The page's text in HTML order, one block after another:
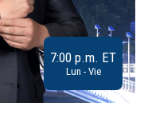
7:00 p.m. ET
Lun - Vie